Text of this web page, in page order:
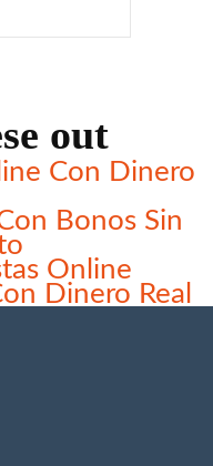
out
Con Dinero
Bonos Sin
Online
Dinero Real